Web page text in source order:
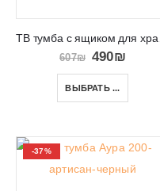
607₪ 490₪
ВЫБРАТЬ ...
-37%